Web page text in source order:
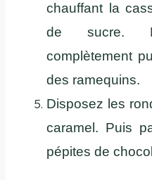
chauffant la
de sucre.
complètement
des ramequins.
Disposez les
caramel. Puis
pépites de